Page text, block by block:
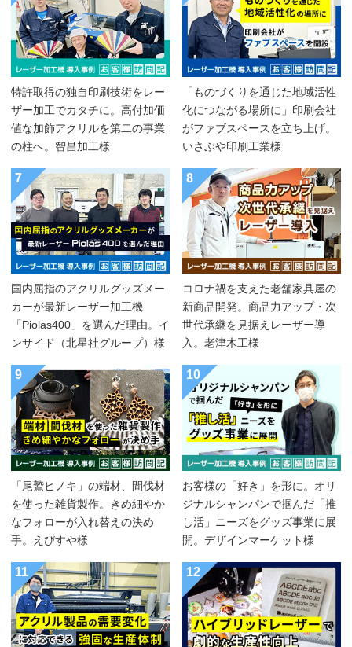
特許取得の独自印刷技術をレー
ザー加工でカタチに。高付加価
値な加飾アクリルを第二の事業
の柱へ。智昌加工様
「ものづくりを通じた地域活性
化につながる場所に」印刷会社
がファブスペースを立ち上げ。
いさぶや印刷工業様
7
国内屈指のアクリルグッズメー
カーが最新レーザー加工機
「Piolas400」を選んだ理由。イ
ンサイド（北星社グループ）様
8
コロナ禍を支えた老舗家具屋の
新商品開発。商品力アップ・次
世代承継を見据えレーザー導
入。老津木工様
9
「尾鷲ヒノキ」の端材、間伐材
を使った雑貨製作。きめ細やか
なフォローが入れ替えの決め
手。えびすや様
10
お客様の「好き」を形に。オリ
ジナルシャンパンで掴んだ「推
し活」ニーズをグッズ事業に展
開。デザインマーケット様
11 12